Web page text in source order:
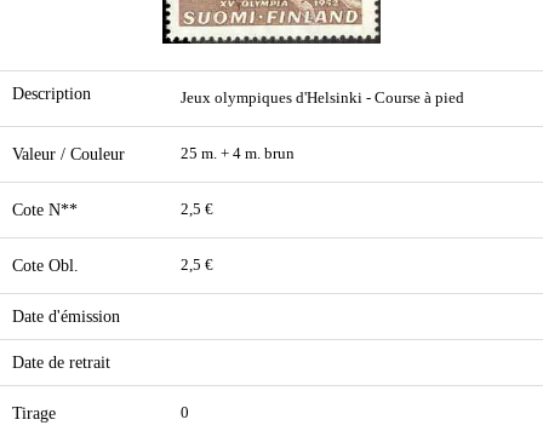
Description Jeux olympiques d'Helsinki - Course à pied
Valeur / Couleur 25 m. + 4 m. brun
Cote N** 2,5 €
Cote Obl. 2,5 €
Date d'émission
Date de retrait
Tirage 0